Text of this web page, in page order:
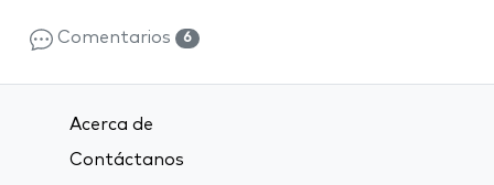
Comentarios 6
Acerca de
Contáctanos